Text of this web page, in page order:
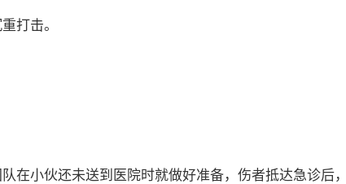
打击。
在小伙还未送到医院时就做好准备，伤者抵达急诊后